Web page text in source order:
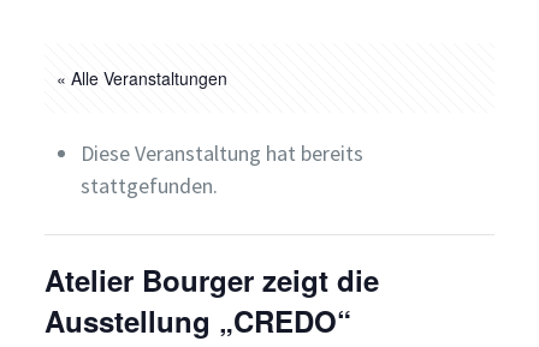
« Alle Veranstaltungen
Diese Veranstaltung hat bereits
stattgefunden.
Atelier Bourger zeigt die
Ausstellung „CREDO“